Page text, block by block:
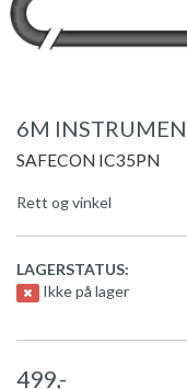
6M
SAFECON IC35PN
Rett og vinkel
LAGERSTATUS:
Ikke på lager
499,-